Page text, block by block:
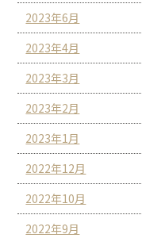
2023年6月
2023年4月
2023年3月
2023年2月
2023年1月
2022年12月
2022年10月
2022年9月